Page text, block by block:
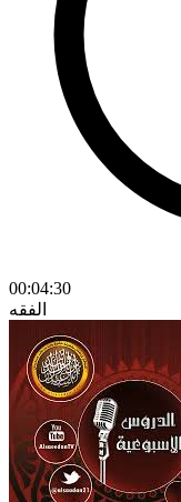
00:04:30
الفقه